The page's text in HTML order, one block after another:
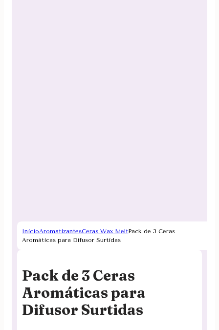
InicioAromatizantesCeras Wax MeltPack de 3 Ceras
Aromáticas para Difusor Surtidas
Pack de 3 Ceras
Aromáticas para
Difusor Surtidas